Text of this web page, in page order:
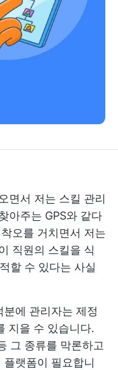
면서 저는 스킬 관리
아주는 GPS와 같다
오를 거치면서 저는
직원의 스킬을 식
할 수 있다는 사실
에 관리자는 제정
지을 수 있습니다.
그 종류를 막론하고
랫폼이 필요합니